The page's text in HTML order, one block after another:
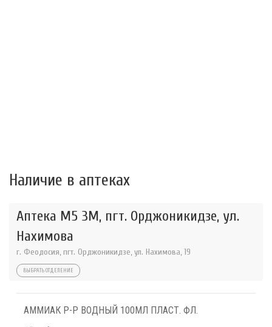
Наличие в аптеках
Аптека М5 3М, пгт. Орджоникидзе, ул.
Нахимова
г. Феодосия, пгт. Орджоникидзе, ул. Нахимова, 19
ВЫБРАТЬ ОТДЕЛЕНИЕ
АММИАК Р-Р ВОДНЫЙ 100МЛ ПЛАСТ. ФЛ.